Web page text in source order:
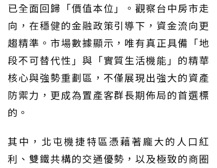
已全面回歸「價值本位」。觀察台中房市走
向，在穩健的金融政策引導下，資金流向更
趨精準。市場數據顯示，唯有真正具備「地
段不可替代性」與「實質生活機能」的精華
核心與強勢重劃區，不僅展現出強大的資產
防禦力，更成為置產客群長期佈局的首選標
的。
其中，北屯機捷特區憑藉著龐大的人口紅
利、雙鐵共構的交通優勢，以及極致的商圈